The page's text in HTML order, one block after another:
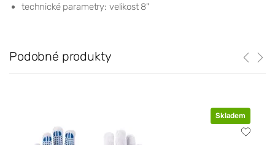
technické parametry: velikost 8"
Podobné produkty
Skladem